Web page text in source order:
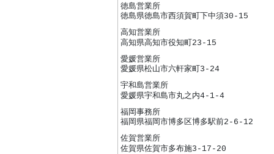
徳島営業所
徳島県徳島市西須賀町下中須30-15
高知営業所
高知県高知市役知町23-15
愛媛営業所
愛媛県松山市六軒家町3-24
宇和島営業所
愛媛県宇和島市丸之内4-1-4
福岡事務所
福岡県福岡市博多区博多駅前2-6-12
佐賀営業所
佐賀県佐賀市多布施3-17-20